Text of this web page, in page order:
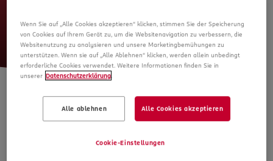
mehr verfügbar
Die Suche geht weiter
Wenn Sie auf „Alle Cookies akzeptieren“ klicken, stimmen Sie der Speicherung
von Cookies auf Ihrem Gerät zu, um die Websitenavigation zu verbessern, die
Websitenutzung zu analysieren und unsere Marketingbemühungen zu
unterstützen. Wenn sie auf „Alle Ablehnen“ klicken, werden allein unbedingt
erforderliche Cookies verwendet. Weitere Informationen finden Sie in
unserer Datenschutzerklärung
Alle ablehnen Alle Cookies akzeptieren
Cookie-Einstellungen